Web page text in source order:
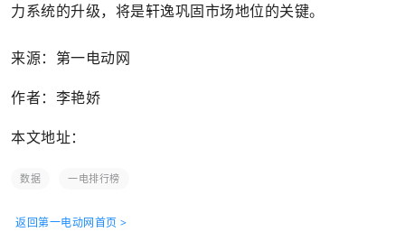
力系统的升级，将是轩逸巩固市场地位的关键。
来源：第一电动网
作者：李艳娇
本文地址：
数据 一电排行榜
返回第一电动网首页 >